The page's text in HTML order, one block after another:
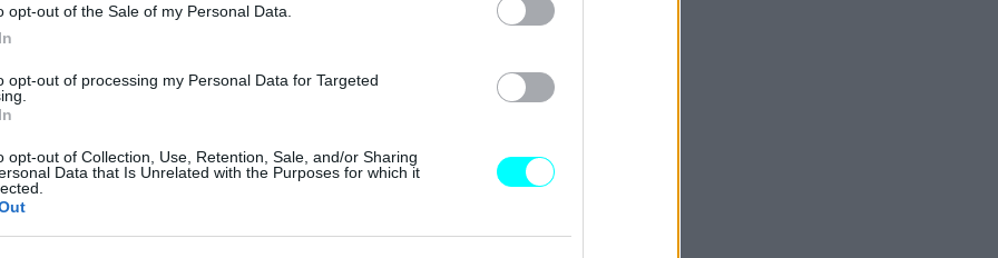
opt-out of the Sale of my Personal Data.
opt-out of processing my Personal Data for Targeted
opt-out of Collection, Use, Retention, Sale, and/or Sharing
Data that Is Unrelated with the Purposes for which it